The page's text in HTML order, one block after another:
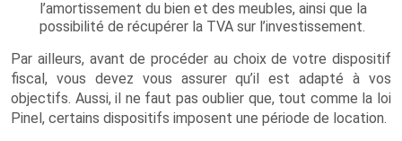
l’amortissement du bien et des meubles, ainsi que la
possibilité de récupérer la TVA sur l’investissement.
Par ailleurs, avant de procéder au choix de votre dispositif
fiscal, vous devez vous assurer qu’il est adapté à vos
objectifs. Aussi, il ne faut pas oublier que, tout comme la loi
Pinel, certains dispositifs imposent une période de location.